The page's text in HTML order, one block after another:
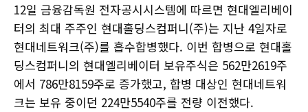
12일 금융감독원 전자공시시스템에 따르면 현대엘리베이
터의 최대 주주인 현대홀딩스컴퍼니(주)는 지난 4일자로
현대네트워크(주)를 흡수합병했다. 이번 합병으로 현대홀
딩스컴퍼니의 현대엘리베이터 보유주식은 562만2619주
에서 786만8159주로 증가했고, 합병 대상인 현대네트워
크는 보유 중이던 224만5540주를 전량 이전했다.